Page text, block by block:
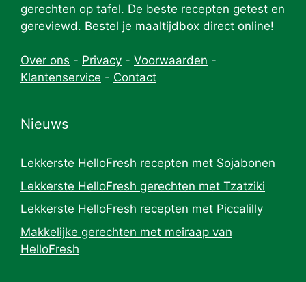
gerechten op tafel. De beste recepten getest en
gereviewd. Bestel je maaltijdbox direct online!
Over ons - Privacy - Voorwaarden -
Klantenservice - Contact
Nieuws
Lekkerste HelloFresh recepten met Sojabonen
Lekkerste HelloFresh gerechten met Tzatziki
Lekkerste HelloFresh recepten met Piccalilly
Makkelijke gerechten met meiraap van
HelloFresh